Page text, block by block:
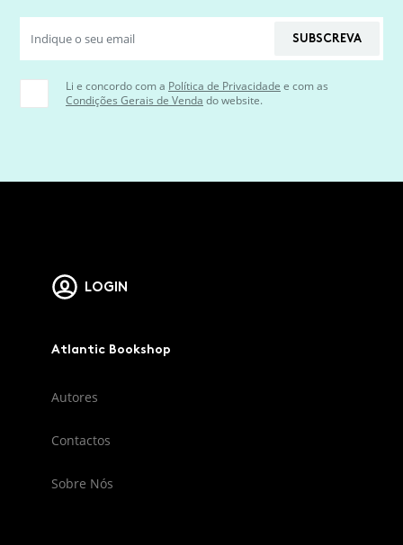
SUBSCREVA
Li e concordo com a Política de Privacidade e com as
Condições Gerais de Venda do website.
LOGIN
Atlantic Bookshop
Autores
Contactos
Sobre Nós